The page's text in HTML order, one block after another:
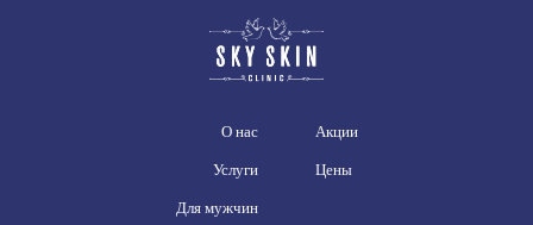
О нас
Услуги
Для мужчин
Акции
Цены